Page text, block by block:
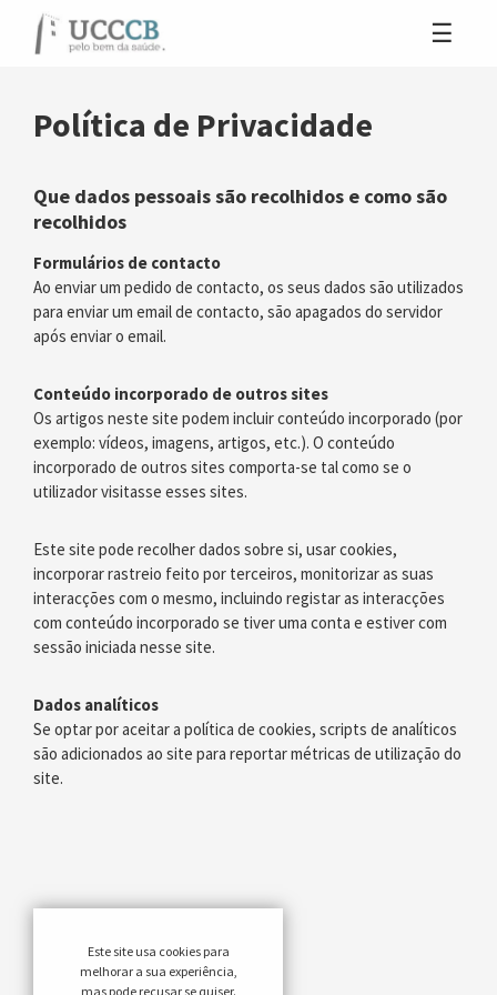
Política de Privacidade
Que dados pessoais são recolhidos e como são
recolhidos
Formulários de contacto
Ao enviar um pedido de contacto, os seus dados são utilizados
para enviar um email de contacto, são apagados do servidor
após enviar o email.
Conteúdo incorporado de outros sites
Os artigos neste site podem incluir conteúdo incorporado (por
exemplo: vídeos, imagens, artigos, etc.). O conteúdo
incorporado de outros sites comporta-se tal como se o
utilizador visitasse esses sites.
Este site pode recolher dados sobre si, usar cookies,
incorporar rastreio feito por terceiros, monitorizar as suas
interacções com o mesmo, incluindo registar as interacções
com conteúdo incorporado se tiver uma conta e estiver com
sessão iniciada nesse site.
Dados analíticos
Se optar por aceitar a política de cookies, scripts de analíticos
são adicionados ao site para reportar métricas de utilização do
site.
Este site usa cookies para
melhorar a sua experiência,
mas pode recusar se quiser.